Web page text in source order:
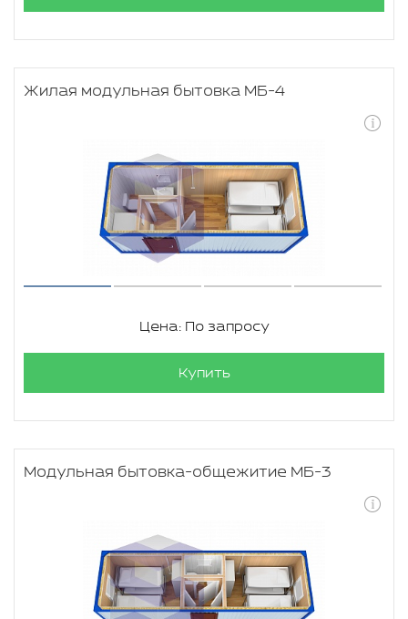
Жилая модульная бытовка МБ-4
Цена: По запросу
Купить
Модульная бытовка-общежитие МБ-3